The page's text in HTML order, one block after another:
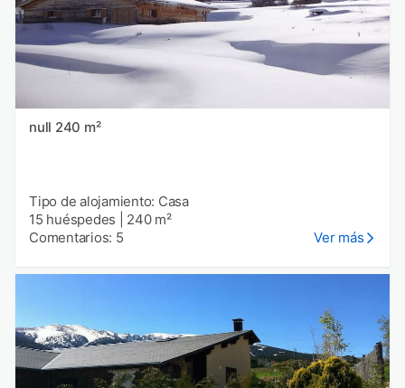
null 240 m²
Tipo de alojamiento: Casa
15 huéspedes
240 m²
Comentarios: 5
Ver más